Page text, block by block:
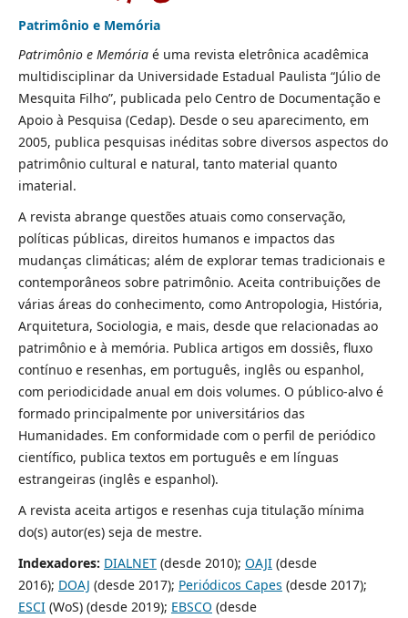
Patrimônio e Memória
Patrimônio e Memóriaé uma revista eletrônica acadêmica
multidisciplinar da Universidade Estadual Paulista “Júlio de
Mesquita Filho”, publicada pelo Centro de Documentação e
Apoio à Pesquisa (Cedap). Desde o seu aparecimento, em
2005, publica pesquisas inéditas sobre diversos aspectos do
patrimônio cultural e natural, tanto material quanto
imaterial.
A revista abrange questões atuais como conservação,
políticas públicas, direitos humanos e impactos das
mudanças climáticas; além de explorar temas tradicionais e
contemporâneos sobre patrimônio. Aceita contribuições de
várias áreas do conhecimento, como Antropologia, História,
Arquitetura, Sociologia, e mais, desde que relacionadas ao
patrimônio e à memória. Publica artigos em dossiês, fluxo
contínuo e resenhas, em português, inglês ou espanhol,
com periodicidade anual em dois volumes. O público-alvo é
formado principalmente por universitários das
Humanidades. Em conformidade com o perfil de periódico
científico, publica textos em português e em línguas
estrangeiras (inglês e espanhol).
A revista aceita artigos e resenhas cuja titulação mínima
do(s) autor(es) seja de mestre.
Indexadores: DIALNET(desde 2010); OAJI(desde
2016); DOAJ (desde 2017); Periódicos Capes (desde 2017);
ESCI(WoS) (desde 2019); EBSCO (desde